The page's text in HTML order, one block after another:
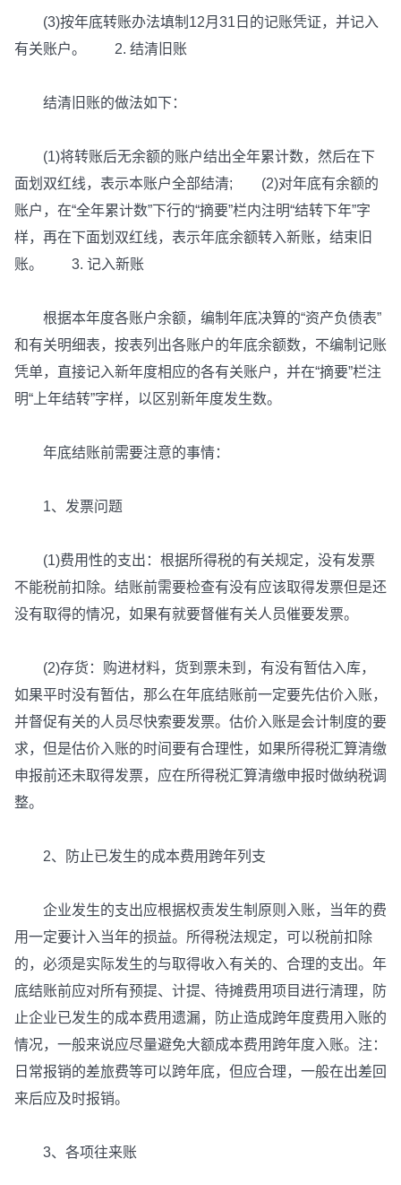
(3)按年底转账办法填制12月31日的记账凭证，并记入
有关账户。 2. 结清旧账
结清旧账的做法如下：
(1)将转账后无余额的账户结出全年累计数，然后在下
面划双红线，表示本账户全部结清; (2)对年底有余额的
账户，在“全年累计数”下行的“摘要”栏内注明“结转下年”字
样，再在下面划双红线，表示年底余额转入新账，结束旧
账。 3. 记入新账
根据本年度各账户余额，编制年底决算的“资产负债表”
和有关明细表，按表列出各账户的年底余额数，不编制记账
凭单，直接记入新年度相应的各有关账户，并在“摘要”栏注
明“上年结转”字样，以区别新年度发生数。
年底结账前需要注意的事情：
1、发票问题
(1)费用性的支出：根据所得税的有关规定，没有发票
不能税前扣除。结账前需要检查有没有应该取得发票但是还
没有取得的情况，如果有就要督催有关人员催要发票。
(2)存货：购进材料，货到票未到，有没有暂估入库，
如果平时没有暂估，那么在年底结账前一定要先估价入账，
并督促有关的人员尽快索要发票。估价入账是会计制度的要
求，但是估价入账的时间要有合理性，如果所得税汇算清缴
申报前还未取得发票，应在所得税汇算清缴申报时做纳税调
整。
2、防止已发生的成本费用跨年列支
企业发生的支出应根据权责发生制原则入账，当年的费
用一定要计入当年的损益。所得税法规定，可以税前扣除
的，必须是实际发生的与取得收入有关的、合理的支出。年
底结账前应对所有预提、计提、待摊费用项目进行清理，防
止企业已发生的成本费用遗漏，防止造成跨年度费用入账的
情况，一般来说应尽量避免大额成本费用跨年度入账。注：
日常报销的差旅费等可以跨年底，但应合理，一般在出差回
来后应及时报销。
3、各项往来账